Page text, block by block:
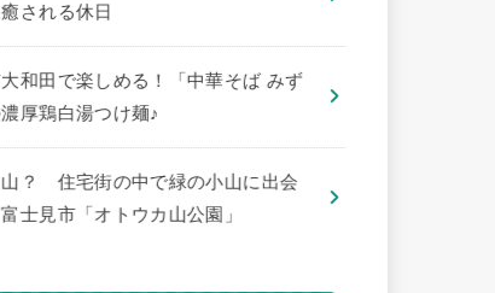
される休日
和田で楽しめる！「中華そば みず
厚鶏白湯つけ麺♪
山？ 住宅街の中で緑の小山に出会
士見市「オトウカ山公園」